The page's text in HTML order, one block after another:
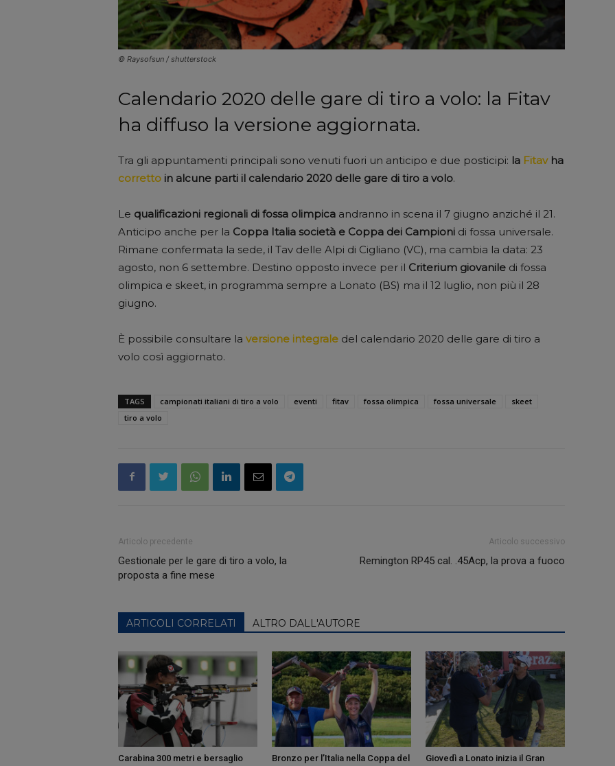
© Raysofsun / shutterstock
Calendario 2020 delle gare di tiro a volo: la Fitav
ha diffuso la versione aggiornata.
Tra gli appuntamenti principali sono venuti fuori un anticipo e due posticipi: la Fitavha
corretto in alcune parti il calendario 2020 delle gare di tiro a volo.
Le qualificazioni regionali di fossa olimpica andranno in scena il 7 giugno anziché il 21.
Anticipo anche per la Coppa Italia società e Coppa dei Campioni di fossa universale.
Rimane confermata la sede, il Tav delle Alpi di Cigliano (VC), ma cambia la data: 23
agosto, non 6 settembre. Destino opposto invece per il Criterium giovanile di fossa
olimpica e skeet, in programma sempre a Lonato (BS) ma il 12 luglio, non più il 28
giugno.
È possibile consultare la versione integrale del calendario 2020 delle gare di tiro a
volo così aggiornato.
TAGS campionati italiani di tiro a volo eventi fitav fossa olimpica fossa universale
skeet
tiro a volo
Articolo precedente
Gestionale per le gare di tiro a volo, la
proposta a fine mese
Articolo successivo
Remington RP45 cal. .45Acp, la prova a fuoco
ARTICOLI CORRELATI ALTRO DALL'AUTORE
Carabina 300 metri e bersaglio
Bronzo per l’Italia nella Coppa del
Giovedì a Lonato inizia il Gran